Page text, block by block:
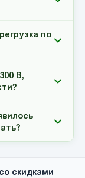
по
В,
скидками